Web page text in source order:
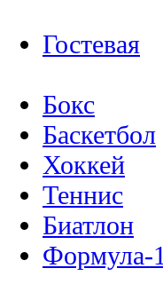
Гостевая
Бокс
Баскетбол
Хоккей
Теннис
Биатлон
Формула-1